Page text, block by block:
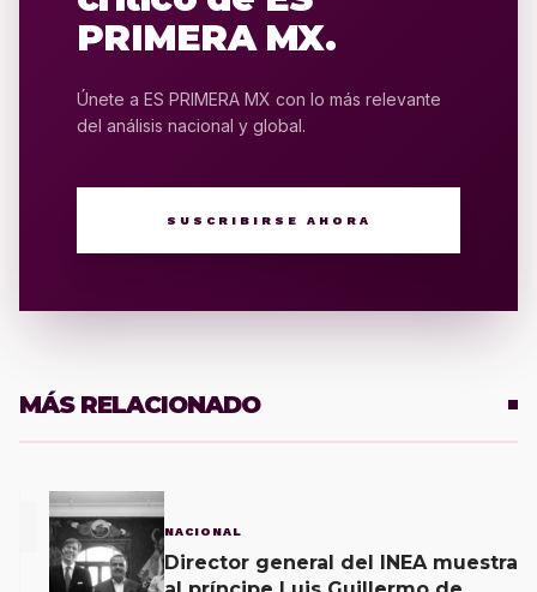
PRIMERA MX.
Únete a ES PRIMERA MX con lo más relevante
del análisis nacional y global.
SUSCRIBIRSE AHORA
MÁS RELACIONADO
NACIONAL
Director general del INEA muestra